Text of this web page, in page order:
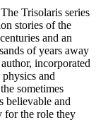
Trisolaris series
stories of the
and an
of years away
incorporated
and
sometimes
believable and
for the role they